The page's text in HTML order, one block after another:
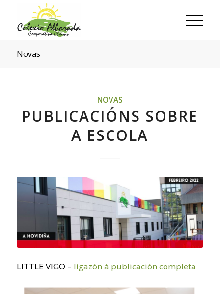
Novas
NOVAS
PUBLICACIÓNS SOBRE
A ESCOLA
LITTLE VIGO – ligazón á publicación completa